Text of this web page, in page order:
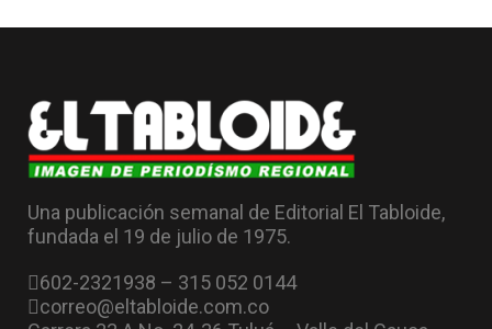
Una publicación semanal de Editorial El Tabloide,
fundada el 19 de julio de 1975.
602-2321938 – 315 052 0144
correo@eltabloide.com.co